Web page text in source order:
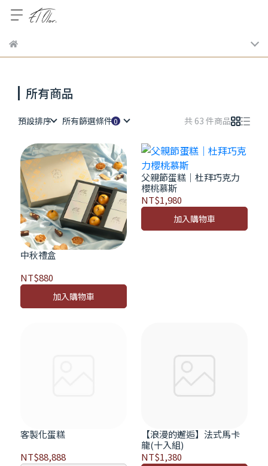
所有商品
預設排序 所有篩選條件 共 63 件商品
中秋禮盒
NT$880
加入購物車
父親節蛋糕｜杜拜巧克力
櫻桃慕斯
NT$1,980
加入購物車
客製化蛋糕
NT$88,888
【浪漫的邂逅】法式馬卡
龍(十入組)
NT$1,380